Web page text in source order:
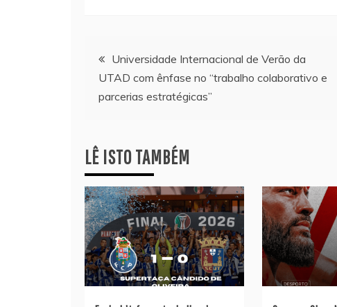
Navegação
de
Universidade Internacional de Verão da
UTAD com ênfase no “trabalho colaborativo e
parcerias estratégicas”
LÊ ISTO TAMBÉM